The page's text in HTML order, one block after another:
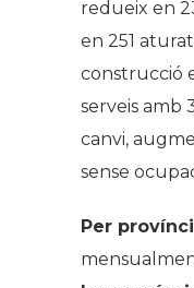
redueix en
en 251
construcció
serveis amb
canvi,
sense
Per